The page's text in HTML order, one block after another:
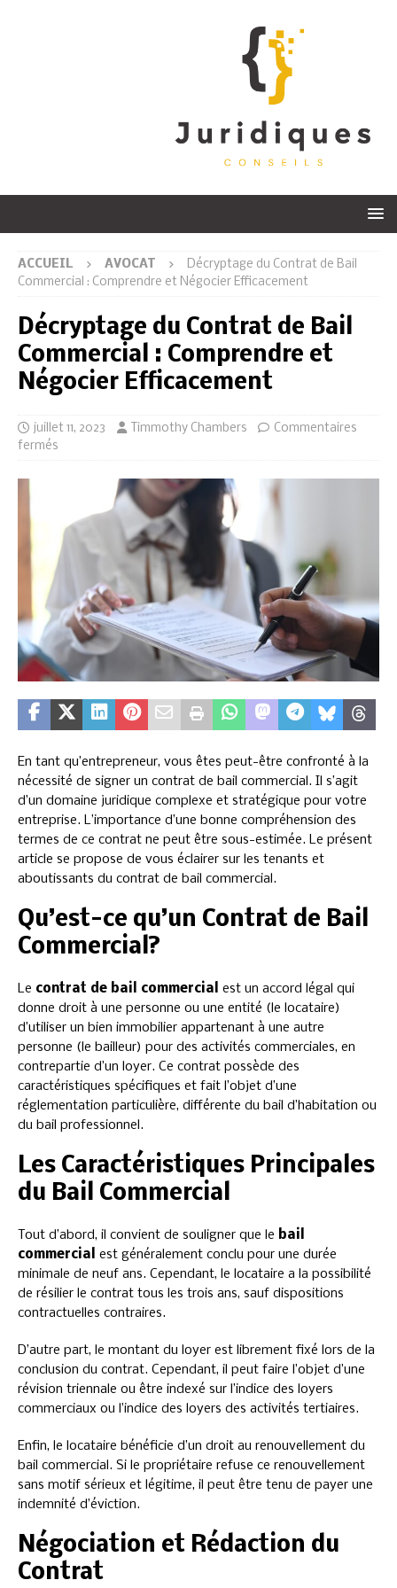
ACCUEIL AVOCAT
Décryptage du Contrat de Bail
Commercial : Comprendre et Négocier Efficacement
Décryptage du Contrat de Bail
Commercial : Comprendre et
Négocier Efficacement
juillet 11, 2023 Timmothy Chambers
Commentaires
fermés
En tant qu’entrepreneur, vous êtes peut-être confronté à la
nécessité de signer un contrat de bail commercial. Il s’agit
d’un domaine juridique complexe et stratégique pour votre
entreprise. L’importance d’une bonne compréhension des
termes de ce contrat ne peut être sous-estimée. Le présent
article se propose de vous éclairer sur les tenants et
aboutissants du contrat de bail commercial.
Qu’est-ce qu’un Contrat de Bail
Commercial?
Le contrat de bail commercial
est un accord légal qui
donne droit à une personne ou une entité (le locataire)
d’utiliser un bien immobilier appartenant à une autre
personne (le bailleur) pour des activités commerciales, en
contrepartie d’un loyer. Ce contrat possède des
caractéristiques spécifiques et fait l’objet d’une
réglementation particulière, différente du bail d’habitation ou
du bail professionnel.
Les Caractéristiques Principales
du Bail Commercial
Tout d’abord, il convient de souligner que le bail
commercial
est généralement conclu pour une durée
minimale de neuf ans. Cependant, le locataire a la possibilité
de résilier le contrat tous les trois ans, sauf dispositions
contractuelles contraires.
D’autre part, le montant du loyer est librement fixé lors de la
conclusion du contrat. Cependant, il peut faire l’objet d’une
révision triennale ou être indexé sur l’indice des loyers
commerciaux ou l’indice des loyers des activités tertiaires.
Enfin, le locataire bénéficie d’un droit au renouvellement du
bail commercial. Si le propriétaire refuse ce renouvellement
sans motif sérieux et légitime, il peut être tenu de payer une
indemnité d’éviction.
Négociation et Rédaction du
Contrat